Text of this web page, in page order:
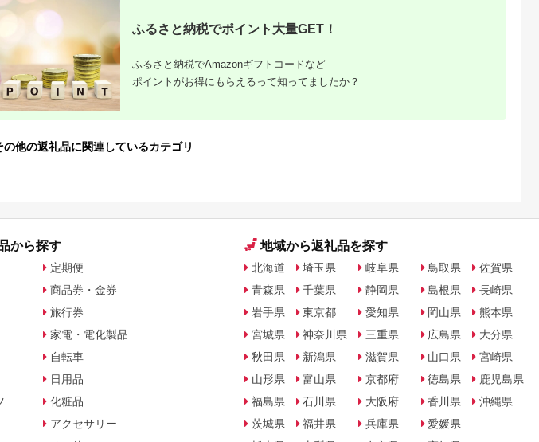
ふるさと納税でポイント大量GET！
ふるさと納税でAmazonギフトコードなど
ポイントがお得にもらえるって知ってましたか？
の他の返礼品に関連しているカテゴリ
から探す
定期便
商品券・金券
旅行券
家電・電化製品
自転車
日用品
化粧品
アクセサリー
地域から返礼品を探す
北海道
青森県
岩手県
宮城県
秋田県
山形県
福島県
茨城県
埼玉県
千葉県
東京都
神奈川県
新潟県
富山県
石川県
福井県
岐阜県
静岡県
愛知県
三重県
滋賀県
京都府
大阪府
兵庫県
鳥取県
島根県
岡山県
広島県
山口県
徳島県
香川県
愛媛県
佐賀県
長崎県
熊本県
大分県
宮崎県
鹿児島県
沖縄県